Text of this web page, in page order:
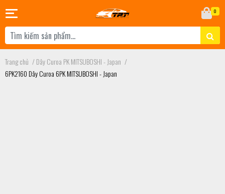
0
Trang chủ /Dây Curoa PK MITSUBOSHI - Japan /
6PK2160 Dây Curoa 6PK MITSUBOSHI - Japan